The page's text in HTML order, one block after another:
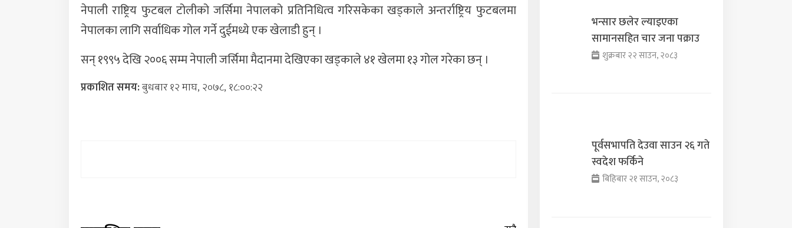
नेपाली राष्ट्रिय फुटबल टोलीको जर्सिमा नेपालको प्रतिनिधित्व गरिसकेका खड्काले अन्तर्राष्ट्रिय फुटबलमा
नेपालका लागि सर्वाधिक गोल गर्ने दुईमध्ये एक खेलाडी हुन् ।
सन् १९९५ देखि २००६ सम्म नेपाली जर्सिमा मैदानमा देखिएका खड्काले ४१ खेलमा १३ गोल गरेका छन् ।
प्रकाशित समय:बुधबार १२ माघ, २०७८, १८:००:२२
भन्सार छलेर ल्याइएका
सामानसहित चार जना पक्राउ
शुक्रबार २२ साउन, २०८३
पूर्वसभापति देउवा साउन २६ गते
स्वदेश फर्किने
बिहिबार २१ साउन, २०८३